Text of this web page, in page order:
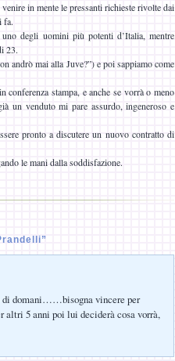
in mente le pressanti richieste rivolte dai
fa.
degli uomini più potenti d’Italia, mentre
23.
andrò mai alla Juve?”) e poi sappiamo come
conferenza stampa, e anche se vorrà o meno
un venduto mi pare assurdo, ingeneroso e
pronto a discutere un nuovo contratto di
le mani dalla soddisfazione.
domani……bisogna vincere per
altri 5 anni poi lui deciderà cosa vorrà,